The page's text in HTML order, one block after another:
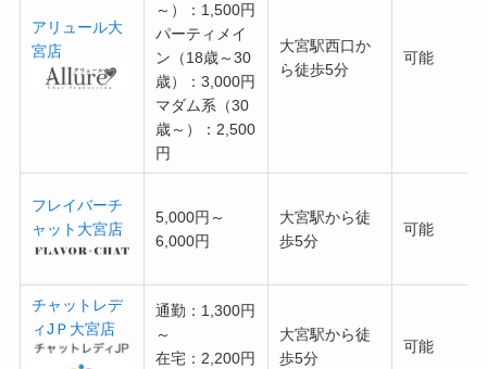
アリュール大
宮店
～）：1,500円
パーティメイ
ン（18歳～30
歳）：3,000円
マダム系（30
歳～）：2,500
円
大宮駅西口か
ら徒歩5分
可能
フレイバーチ
ャット大宮店
5,000円～
6,000円
大宮駅から徒
歩5分
可能
チャットレデ
ィJＰ大宮店
通勤：1,300円
～
在宅：2,200円
大宮駅から徒
歩5分
可能